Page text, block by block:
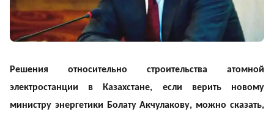
Решения относительно строительства атомной
электростанции в Казахстане, если верить новому
министру энергетики Болату Акчулакову, можно сказать,